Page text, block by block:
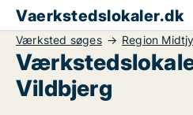
Vaerkstedslokaler.dk
Værksted søges Region
Vildbjerg